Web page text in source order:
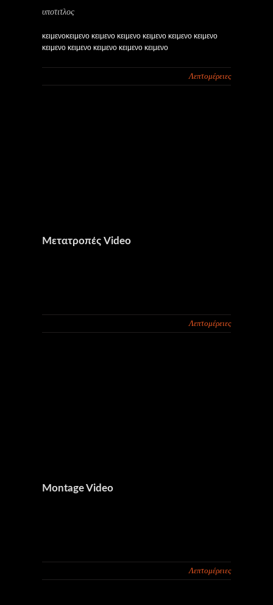
υποτιτλος
κειμενοκειμενο κειμενο κειμενο κειμενο κειμενο κειμενο
κειμενο κειμενο κειμενο κειμενο κειμενο
Λεπτομέρειες
Μετατροπές Video
Λεπτομέρειες
Montage Video
Λεπτομέρειες